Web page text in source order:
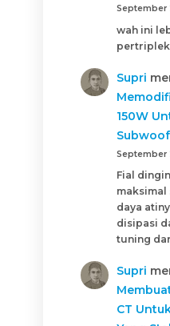
September
wah ini
Supri
150W
September
Fial
maksimal
daya
disipasi
tuning
Supri
CT